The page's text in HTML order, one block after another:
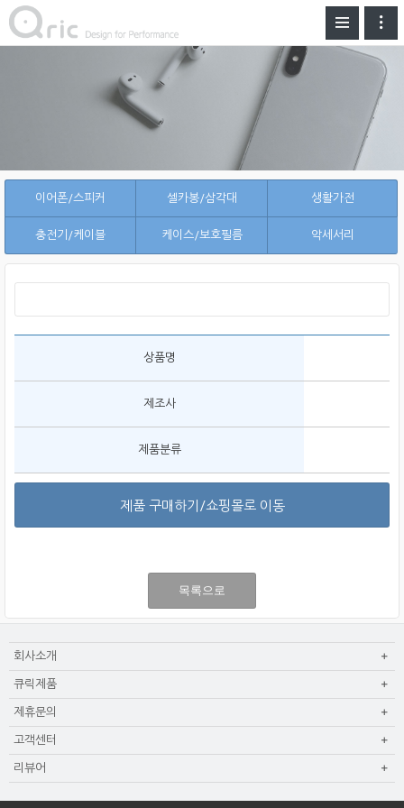
이어폰/스피커 셀카봉/삼각대 생활가전
충전기/케이블 케이스/보호필름 악세서리
상품명
제조사
제품분류
제품 구매하기/쇼핑몰로 이동
목록으로
회사소개
큐릭제품
제휴문의
고객센터
리뷰어